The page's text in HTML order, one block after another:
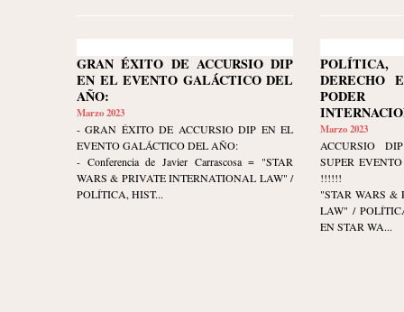
GRAN ÉXITO DE ACCURSIO DIP
EN EL EVENTO GALÁCTICO DEL
AÑO:
Marzo 2023
- GRAN ÉXITO DE ACCURSIO DIP EN EL
EVENTO GALÁCTICO DEL AÑO:
- Conferencia de Javier Carrascosa = "STAR
WARS & PRIVATE INTERNATIONAL LAW" /
POLÍTICA, HIST...
DERECHO
PODER
Marzo 2023
ACCURSIO
SUPER
!!!!!!
"STAR WARS &
LAW" /
EN STAR WA...